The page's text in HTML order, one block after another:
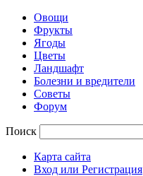
Овощи
Фрукты
Ягоды
Цветы
Ландшафт
Болезни и вредители
Советы
Форум
Поиск
Карта сайта
Вход или Регистрация